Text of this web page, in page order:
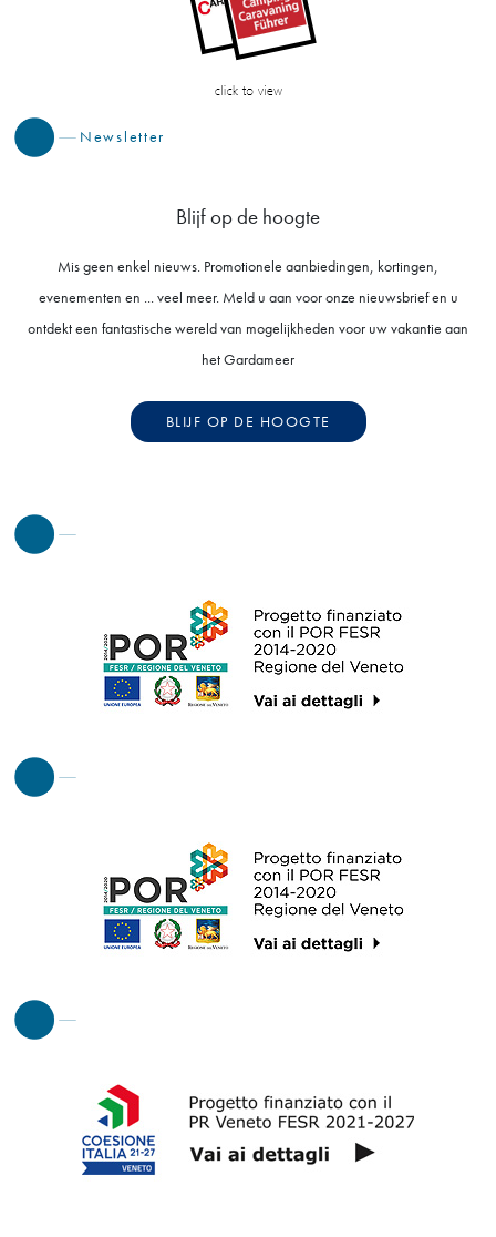
Newsletter
Blijf op de hoogte
Mis geen enkel nieuws. Promotionele aanbiedingen, kortingen,
evenementen en ... veel meer. Meld u aan voor onze nieuwsbrief en u
ontdekt een fantastische wereld van mogelijkheden voor uw vakantie aan
het Gardameer
BLIJF OP DE HOOGTE